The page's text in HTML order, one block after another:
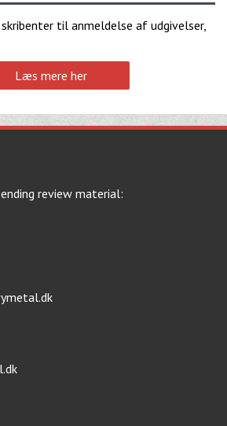
til anmeldelse af udgivelser,
Læs mere her
review material: